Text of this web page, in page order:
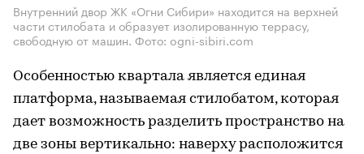
Внутренний двор ЖК «Огни Сибири» находится на верхней
части стилобата и образует изолированную террасу,
свободную от машин. Фото: ogni-sibiri.com
Особенностью квартала является единая
платформа, называемая стилобатом, которая
дает возможность разделить пространство на
две зоны вертикально: наверху расположится